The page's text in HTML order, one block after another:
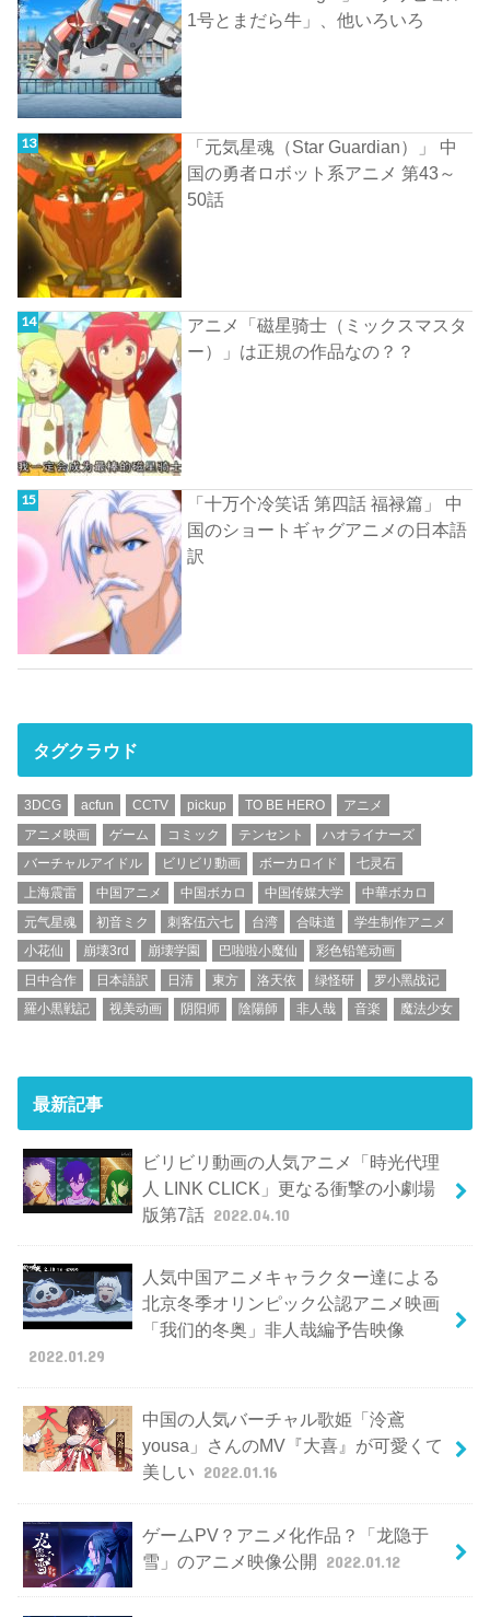
1号とまだら牛」、他いろいろ
「元気星魂（Star Guardian）」 中
国の勇者ロボット系アニメ 第43～
50話
アニメ「磁星骑士（ミックスマスタ
ー）」は正規の作品なの？？
「十万个冷笑话 第四話 福禄篇」 中
国のショートギャグアニメの日本語
訳
タグクラウド
3DCG acfun CCTV pickup TO BE HERO
アニメ
アニメ映画
ゲーム コミック テンセント
ハオライナーズ
バーチャルアイドル
ビリビリ動画 ボーカロイド
七灵石
上海震雷
中国アニメ 中国ボカロ 中国传媒大学
中華ボカロ
元气星魂
初音ミク 刺客伍六七 台湾 合味道
学生制作アニメ
小花仙
崩壊3rd 崩壊学園 巴啦啦小魔仙
彩色铅笔动画
日中合作
日本語訳 日清 東方 洛天依 绿怪研
罗小黑战记
羅小黒戦記
视美动画 阴阳师 陰陽師 非人哉 音楽 魔法少女
最新記事
ビリビリ動画の人気アニメ「時光代理
人 LINK CLICK」更なる衝撃の小劇場
版第7話 2022.04.10
人気中国アニメキャラクター達による
北京冬季オリンピック公認アニメ映画
「我们的冬奥」非人哉編予告映像
2022.01.29
中国の人気バーチャル歌姫「泠鳶
yousa」さんのMV『大喜』が可愛くて
美しい 2022.01.16
ゲームPV？アニメ化作品？「龙隐于
雪」のアニメ映像公開
2022.01.12